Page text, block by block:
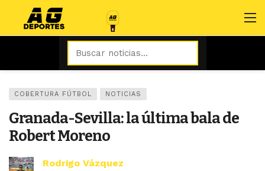
COBERTURA FÚTBOL NOTICIAS
Granada-Sevilla: la última bala de
Robert Moreno
Rodrigo Vázquez